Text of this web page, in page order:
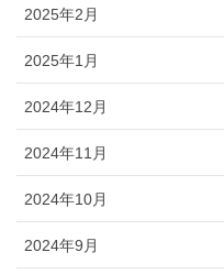
2025年2月
2025年1月
2024年12月
2024年11月
2024年10月
2024年9月